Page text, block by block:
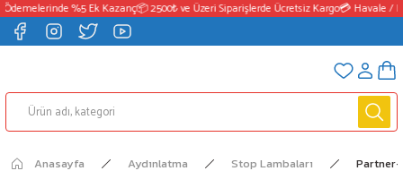
%5 Ek Kazanç📦 2500₺ ve Üzeri Siparişlerde Ücretsiz Kargo💳 Havale /
Anasayfa Aydınlatma Stop Lambaları Partner-